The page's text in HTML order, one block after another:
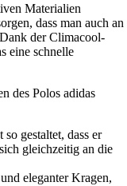
Materialien
dass man auch an
der Climacool-
eine schnelle
des Polos adidas
gestaltet, dass er
gleichzeitig an die
eleganter Kragen,